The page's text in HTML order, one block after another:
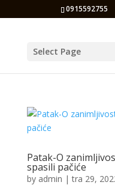
0915592755
Select Page
Patak-O
spasili pačiće
by admin |tra 29,